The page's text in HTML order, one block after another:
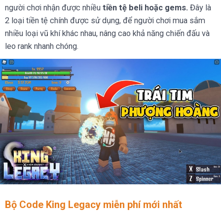
người chơi nhận được nhiều tiền tệ beli hoặc gems. Đây là
2 loại tiền tệ chính được sử dụng, để người chơi mua sắm
nhiều loại vũ khí khác nhau, nâng cao khả năng chiến đấu và
leo rank nhanh chóng.
Bộ Code King Legacy miễn phí mới nhất